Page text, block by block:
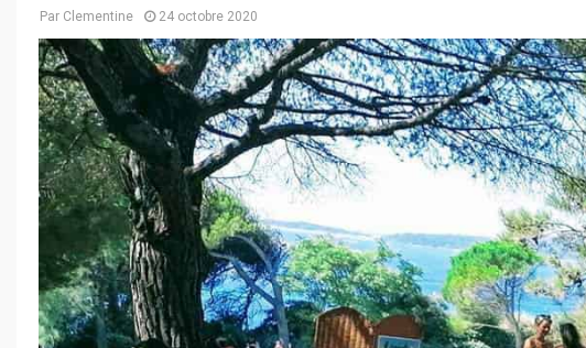
Par Clementine 24 octobre 2020